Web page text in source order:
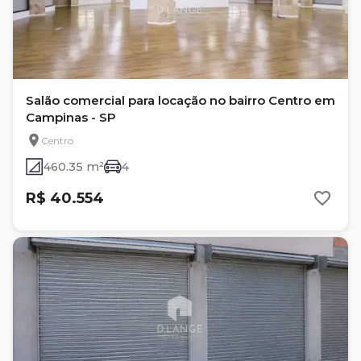
Salão comercial para locação no bairro Centro em
Campinas - SP
Centro
460.35 m² 4
R$ 40.554